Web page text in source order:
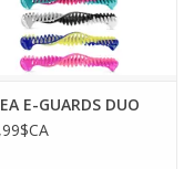
E-GUARDS DUO